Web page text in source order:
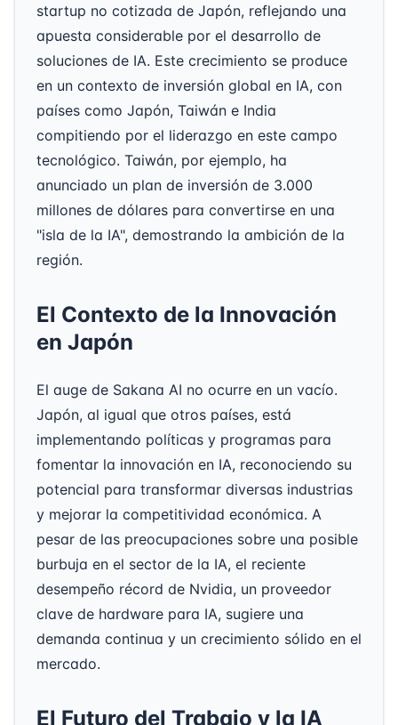
startup no cotizada de Japón, reflejando una
apuesta considerable por el desarrollo de
soluciones de IA. Este crecimiento se produce
en un contexto de inversión global en IA, con
países como Japón, Taiwán e India
compitiendo por el liderazgo en este campo
tecnológico. Taiwán, por ejemplo, ha
anunciado un plan de inversión de 3.000
millones de dólares para convertirse en una
"isla de la IA", demostrando la ambición de la
región.
El Contexto de la Innovación
en Japón
El auge de Sakana AI no ocurre en un vacío.
Japón, al igual que otros países, está
implementando políticas y programas para
fomentar la innovación en IA, reconociendo su
potencial para transformar diversas industrias
y mejorar la competitividad económica. A
pesar de las preocupaciones sobre una posible
burbuja en el sector de la IA, el reciente
desempeño récord de Nvidia, un proveedor
clave de hardware para IA, sugiere una
demanda continua y un crecimiento sólido en el
mercado.
El Futuro del Trabajo y la IA